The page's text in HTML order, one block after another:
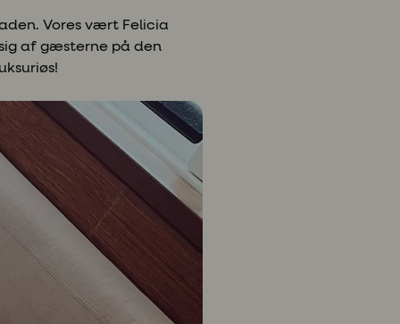
Vores vært Felicia
af gæsterne på den